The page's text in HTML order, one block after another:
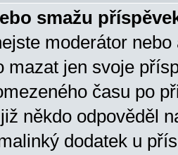
smažu
moderátor
mazat jen svoje
času po
někdo odpověděl
dodatek u